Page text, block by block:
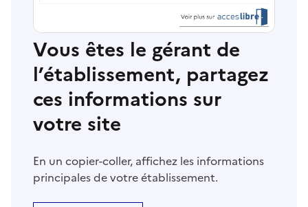
Vous êtes le gérant de
l’établissement, partagez
ces informations sur
votre site
En un copier-coller, affichez les informations
principales de votre établissement.